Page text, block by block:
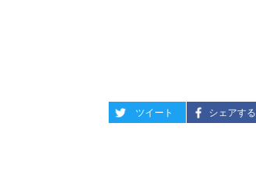
entry1357
ツイート entry1357
シェアする